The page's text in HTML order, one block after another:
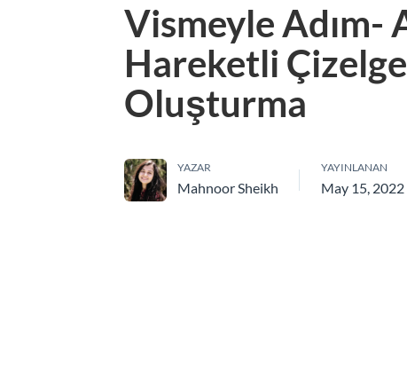
Vismeyle Adım-
Hareketli
Oluşturma
YAZAR
Mahnoor Sheikh
YAYINLANAN
May 15, 2022